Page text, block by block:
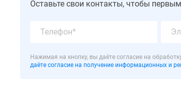
части
ближе
Оставьте свои контакты, чтобы
Нажимая на кнопку, вы даёте согласие на
даёте согласие на получение информационных и